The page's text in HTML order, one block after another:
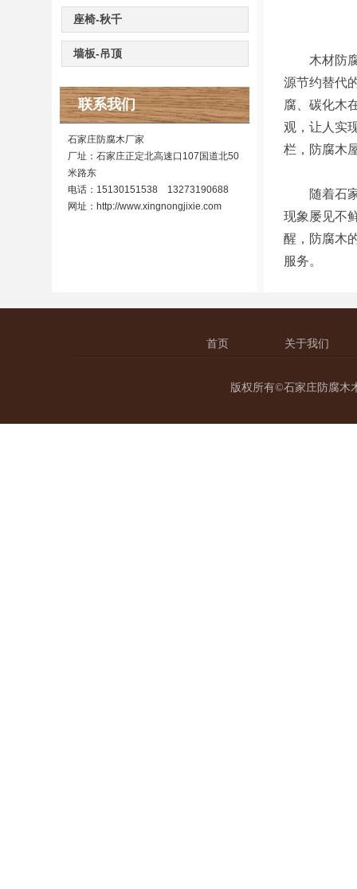
座椅-秋千
墙板-吊顶
联系我们
石家庄防腐木厂家
厂址：石家庄正定北高速口107国道北50
米路东
电话：15130151538 13273190688
网址： http://www.xingnongjixie.com
木材防腐
源节约替代
腐、碳化木
观，让人实
栏，防腐木
随着石家
现象屡见不
醒，防腐木
服务。
首页 关于我们
版权所有©石家庄防腐